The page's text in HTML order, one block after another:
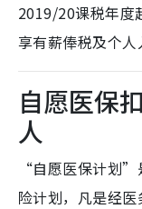
2019/20课税年度
享有薪俸税及个人
自愿医保
人
“自愿医保计划”
险计划，凡是经